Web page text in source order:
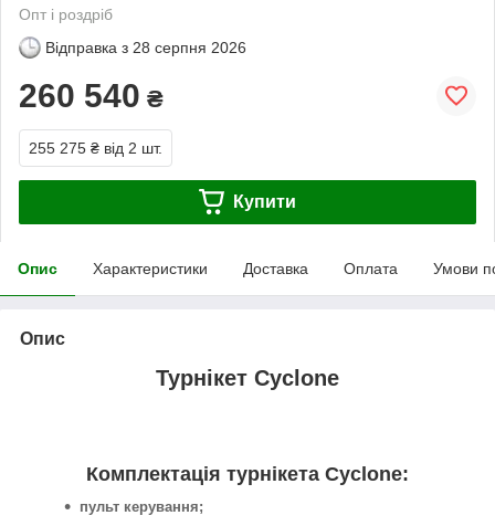
Опт і роздріб
Відправка з 28 серпня 2026
260 540 ₴
255 275 ₴ від 2 шт.
Купити
Опис Характеристики Доставка Оплата Умови
Опис
Турнікет Cyclone
Комплектація турнікета Cyclone:
пульт керування;